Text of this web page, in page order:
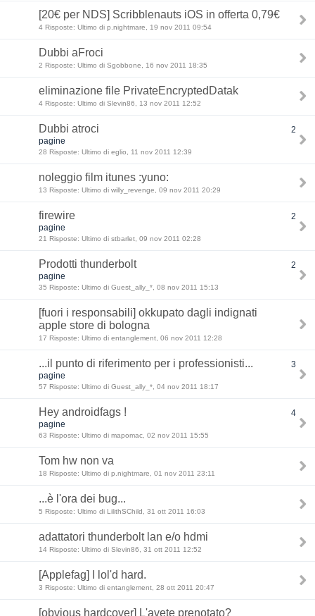
[20€ per NDS] Scribblenauts iOS in offerta 0,79€
4 Risposte: Ultimo di p.nightmare, 19 nov 2011 09:54
Dubbi aFroci
2 Risposte: Ultimo di Sgobbone, 16 nov 2011 18:35
eliminazione file PrivateEncryptedDatak
4 Risposte: Ultimo di Slevin86, 13 nov 2011 12:52
Dubbi atroci
2
pagine
28 Risposte: Ultimo di eglio, 11 nov 2011 12:39
noleggio film itunes :yuno:
13 Risposte: Ultimo di willy_revenge, 09 nov 2011 20:29
firewire
2
pagine
21 Risposte: Ultimo di stbarlet, 09 nov 2011 02:28
Prodotti thunderbolt
2
pagine
35 Risposte: Ultimo di Guest_ally_*, 08 nov 2011 15:13
[fuori i responsabili] okkupato dagli indignati
apple store di bologna
17 Risposte: Ultimo di entanglement, 06 nov 2011 12:28
...il punto di riferimento per i professionisti...
3
pagine
57 Risposte: Ultimo di Guest_ally_*, 04 nov 2011 18:17
Hey androidfags !
4
pagine
63 Risposte: Ultimo di mapomac, 02 nov 2011 15:55
Tom hw non va
18 Risposte: Ultimo di p.nightmare, 01 nov 2011 23:11
...è l'ora dei bug...
5 Risposte: Ultimo di LilithSChild, 31 ott 2011 16:03
adattatori thunderbolt lan e/o hdmi
14 Risposte: Ultimo di Slevin86, 31 ott 2011 12:52
[Applefag] I lol'd hard.
3 Risposte: Ultimo di entanglement, 28 ott 2011 20:47
[obvious hardcover] L'avete prenotato?